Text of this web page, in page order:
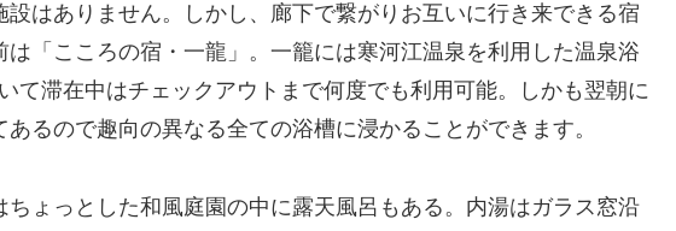
はありません。しかし、廊下で繋がりお互いに行き来できる宿
「こころの宿・一龍」。一籠には寒河江温泉を利用した温泉浴
て滞在中はチェックアウトまで何度でも利用可能。しかも翌朝に
るので趣向の異なる全ての浴槽に浸かることができます。
ちょっとした和風庭園の中に露天風呂もある。内湯はガラス窓沿